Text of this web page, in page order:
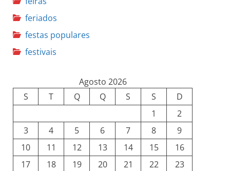
feriados
festas populares
festivais
Agosto 2026
S
T Q Q S S
D
1
2
3
4 5 6 7 8
9
10
11 12 13 14 15
16
17
18 19 20 21 22
23